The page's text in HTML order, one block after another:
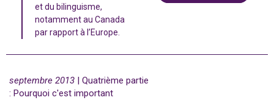
et du bilinguisme,
notamment au Canada
par rapport à l’Europe.
septembre 2013 | Quatrième partie
: Pourquoi c'est important